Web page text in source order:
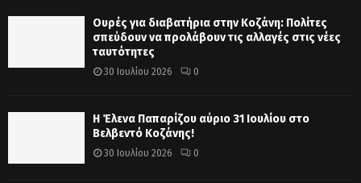
Ουρές για διαβατήρια στην Κοζάνη: Πολίτες
σπεύδουν να προλάβουν τις αλλαγές στις νέες
ταυτότητες
30 Ιουλίου 2026 0
Η Έλενα Παπαρίζου αύριο 31 Ιουλίου στο
Βελβεντό Κοζάνης!
30 Ιουλίου 2026 0